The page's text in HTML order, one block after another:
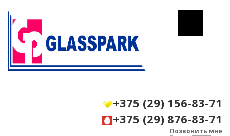
+375 (29) 156-83-71
+375 (29) 876-83-71
Позвонить мне